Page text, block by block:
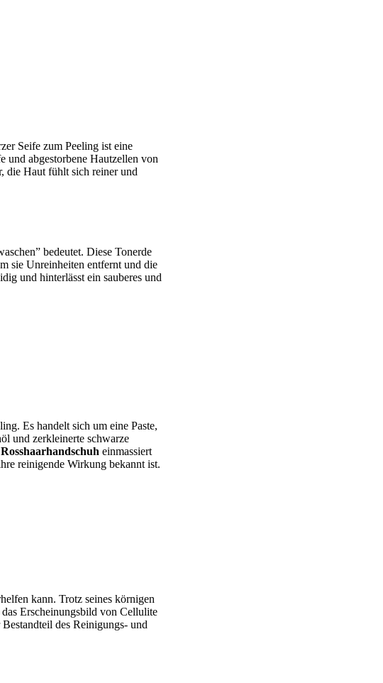
Seife zum Peeling ist eine
und abgestorbene Hautzellen von
die Haut fühlt sich reiner und
bedeutet. Diese Tonerde
sie Unreinheiten entfernt und die
und hinterlässt ein sauberes und
Es handelt sich um eine Paste,
und zerkleinerte schwarze
Rosshaarhandschuh einmassiert
reinigende Wirkung bekannt ist.
kann. Trotz seines körnigen
Erscheinungsbild von Cellulite
des Reinigungs- und